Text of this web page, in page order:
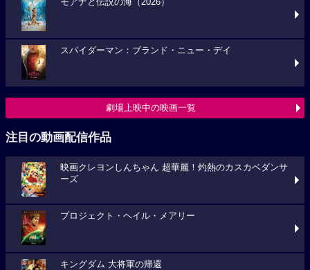
モアナと伝説の海（2026）
スパイダーマン：ブランド・ニュー・デイ
劇場上映中の映画一覧
注目の動画配信作品
映画クレヨンしんちゃん 超華麗！灼熱のカスカベダンサ
ーズ
プロジェクト・ヘイル・メアリー
キングダム 大将軍の帰還